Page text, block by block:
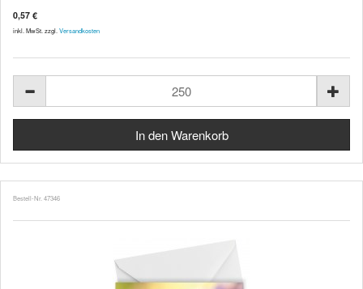
0,57 €
inkl. MwSt. zzgl. Versandkosten
Bestell-Nr. 47346